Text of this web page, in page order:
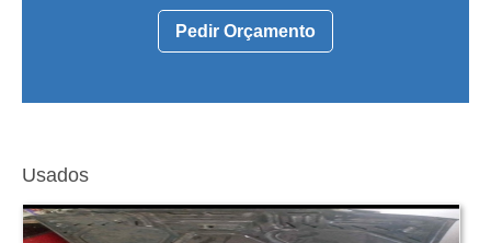
Pedir Orçamento
Usados